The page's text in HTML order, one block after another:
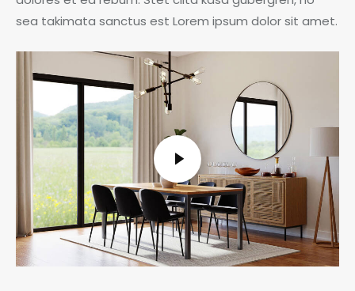
sea takimata sanctus est Lorem ipsum dolor sit amet.